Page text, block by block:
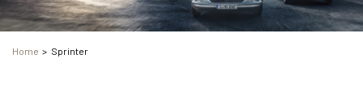
Home Sprinter